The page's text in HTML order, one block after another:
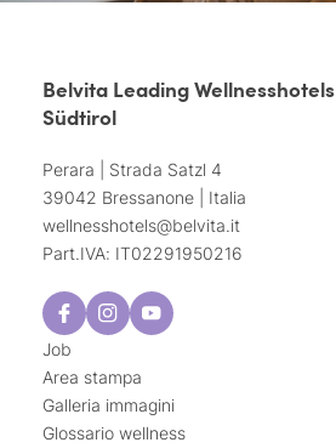
Belvita Leading Wellnesshotels
Südtirol
Perara | Strada Satzl 4
39042 Bressanone | Italia
wellnesshotels@belvita.it
Part.IVA: IT02291950216
Job
Area stampa
Galleria immagini
Glossario wellness